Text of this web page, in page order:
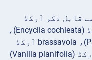
قابل ذکر آرکڈ
انواع میں قومی پھول، کالا آرکڈ (Encyclia cochleata)،
نیز تتلی آرکڈ (Psychopsis papilio)، brassavola آرکڈ
(Brassavola nodosa)، اور ونیلا آرکڈ (Vanilla planifolia)